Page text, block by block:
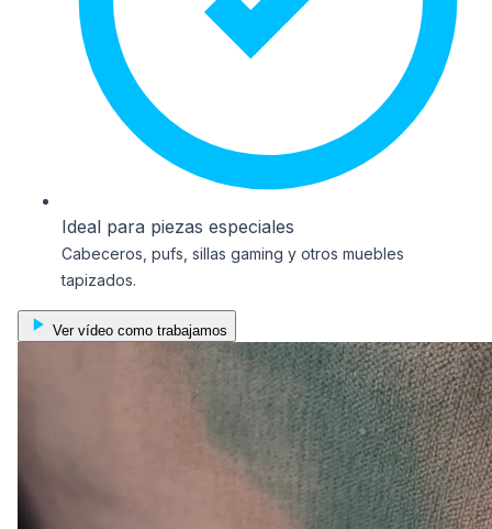
Ideal para piezas especiales
Cabeceros, pufs, sillas gaming y otros muebles
tapizados.
Ver vídeo como trabajamos